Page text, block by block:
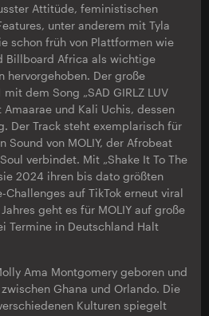
Attitüde, feministischen
unter anderem mit Tyla
schon früh von Plattformen wie
Billboard Africa als wichtige
hervorgehoben. Der große
dem Song „SAD GIRLZ LUV
Amaarae und Kali Uchis, dessen
Der Track steht exemplarisch für
Sound von MOLIY, der Afrobeat
verbindet. Mit „Shake It To The
2024 ihren bis dato größten
auf TikTok erneut viral
geht es für MOLIY auf große
Termine in Deutschland Halt
Ama Montgomery geboren und
Ghana und Orlando. Die
Kulturen spiegelt